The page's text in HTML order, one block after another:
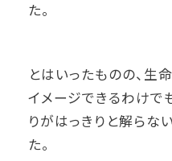
た。
とはいったものの、生
イメージできるわけで
りがはっきりと解らな
た。